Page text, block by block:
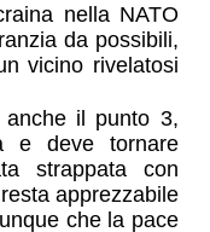
nella NATO
da possibili,
vicino rivelatosi
anche il punto 3,
e deve tornare
strappata con
apprezzabile
che la pace